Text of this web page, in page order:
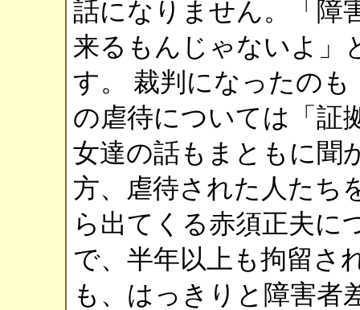
話になりません。「障
来るもんじゃないよ」
す。 裁判になったの
の虐待については「証
女達の話もまともに聞
方、虐待された人たち
ら出てくる赤須正夫に
で、半年以上も拘留さ
も、はっきりと障害者